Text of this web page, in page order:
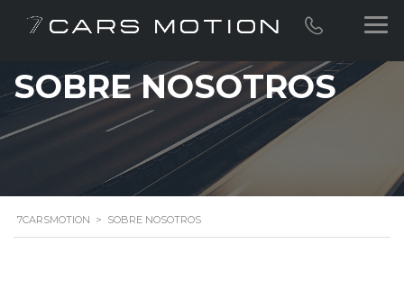
SOBRE NOSOTROS
7CARSMOTION > SOBRE NOSOTROS